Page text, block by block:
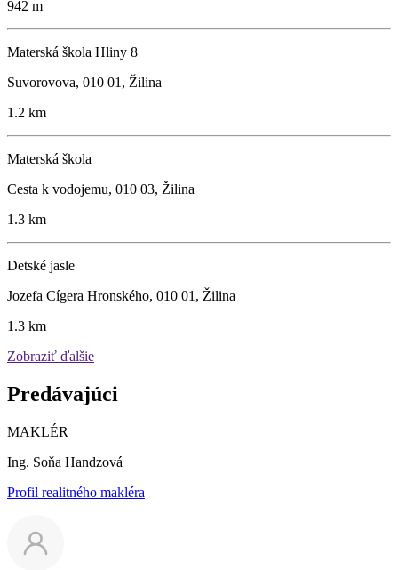
942 m
Materská škola Hliny 8
Suvorovova, 010 01, Žilina
1.2 km
Materská škola
Cesta k vodojemu, 010 03, Žilina
1.3 km
Detské jasle
Jozefa Cígera Hronského, 010 01, Žilina
1.3 km
Zobraziť ďalšie
Predávajúci
MAKLÉR
Ing. Soňa Handzová
Profil realitného makléra